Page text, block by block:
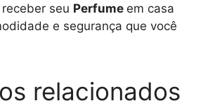
seu Perfume em casa
e segurança que você
relacionados